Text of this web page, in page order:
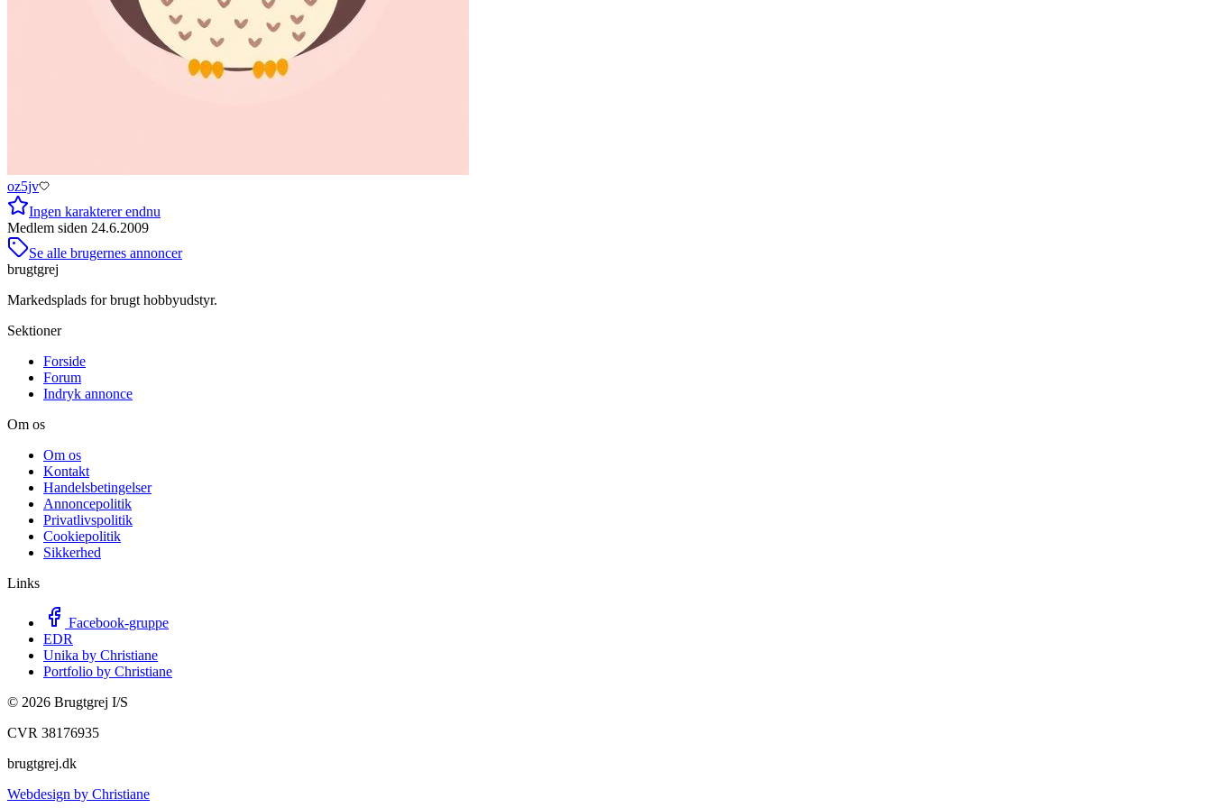
oz5jv
Ingen karakterer endnu
Medlem siden 24.6.2009
Se alle brugernes annoncer
brugtgrej
Markedsplads for brugt hobbyudstyr.
Sektioner
Forside
Forum
Indryk annonce
Om os
Om os
Kontakt
Handelsbetingelser
Annoncepolitik
Privatlivspolitik
Cookiepolitik
Sikkerhed
Links
Facebook-gruppe
EDR
Unika by Christiane
Portfolio by Christiane
© 2026 Brugtgrej I/S
CVR 38176935
brugtgrej.dk
Webdesign by Christiane